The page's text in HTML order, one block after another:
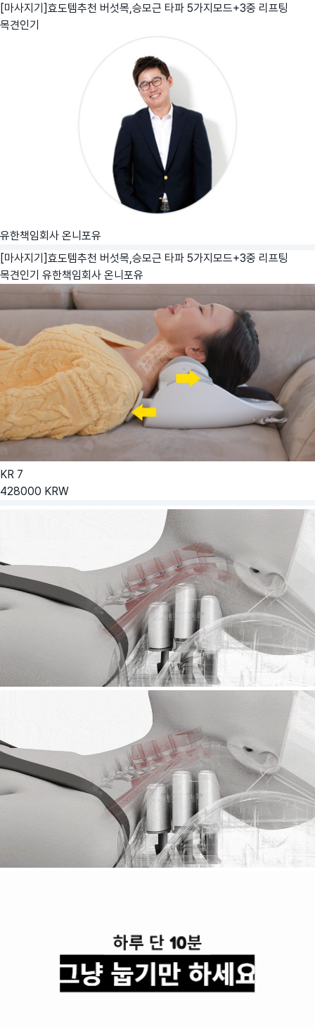
[마사지기]효도템추천 버섯목,승모근 타파 5가지모드+3중 리프팅
목견인기
유한책임회사 온니포유
[마사지기]효도템추천 버섯목,승모근 타파 5가지모드+3중 리프팅
목견인기 유한책임회사 온니포유
KR 7
428000 KRW